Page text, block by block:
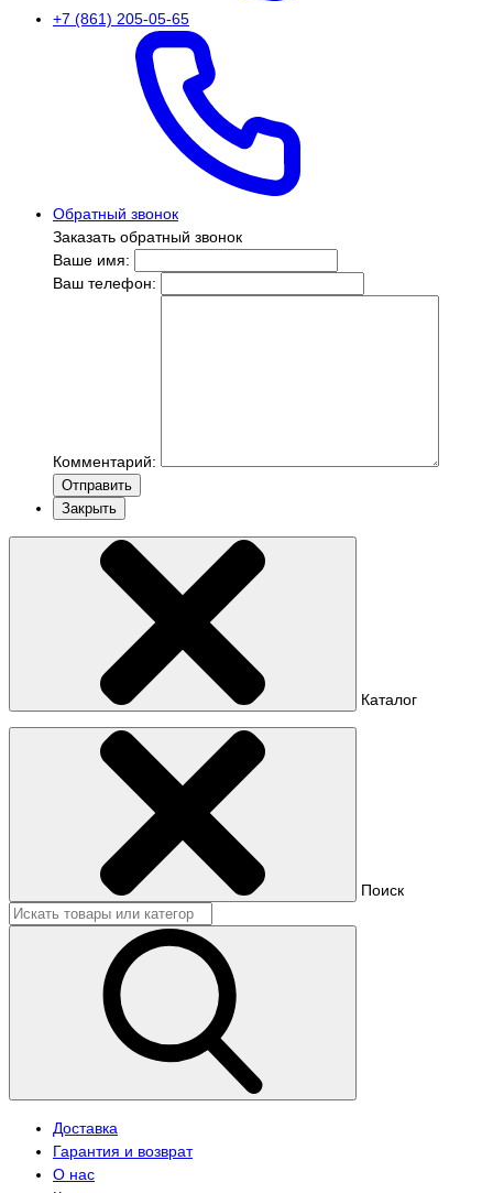
+7 (861) 205-05-65
Обратный звонок
Заказать обратный звонок
Ваше имя:
Ваш телефон:
Комментарий:
Отправить
Закрыть
Каталог
Поиск
Доставка
Гарантия и возврат
О нас